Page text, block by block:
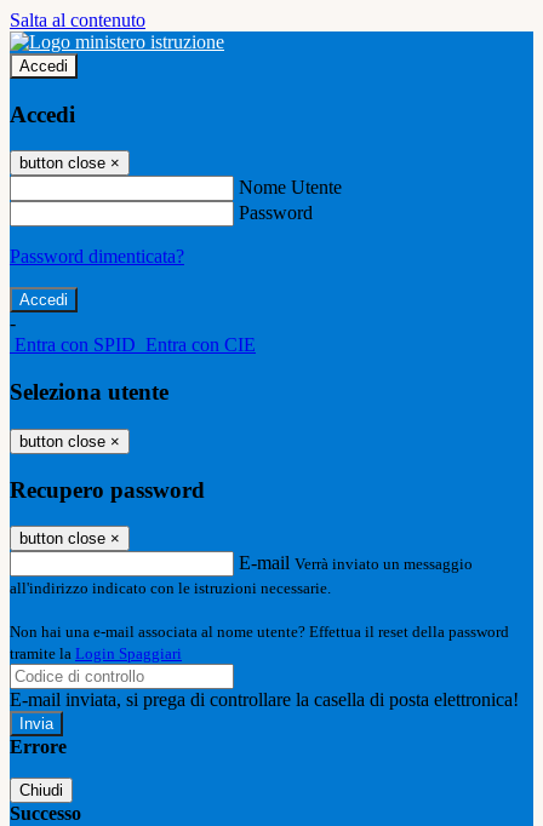
Salta al contenuto
Accedi
Accedi
button close ×
Nome Utente
Password
Password dimenticata?
-
Entra con SPID Entra con CIE
Seleziona utente
button close ×
Recupero password
button close ×
E-mail Verrà inviato un messaggio
all'indirizzo indicato con le istruzioni necessarie.
Non hai una e-mail associata al nome utente? Effettua il reset della password
tramite la Login Spaggiari
E-mail inviata, si prega di controllare la casella di posta elettronica!
Errore
Chiudi
Successo